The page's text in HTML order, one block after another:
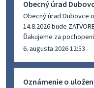
Obecný úrad
Obecný úrad Dubovce
14.8.2026 bude
Ďakujeme za
6. augusta 2026 12:53
Oznámenie o